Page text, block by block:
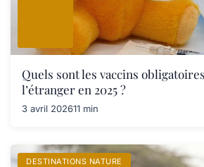
Quels sont les vaccins
l’étranger en 2025 ?
3 avril 202611 min
DESTINATIONS NATURE